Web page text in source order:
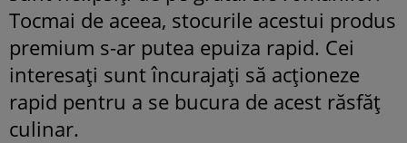
Tocmai de aceea, stocurile acestui produs
premium s-ar putea epuiza rapid. Cei
interesați sunt încurajați să acționeze
rapid pentru a se bucura de acest răsfăț
culinar.